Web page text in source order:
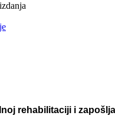
rehabilitaciji i